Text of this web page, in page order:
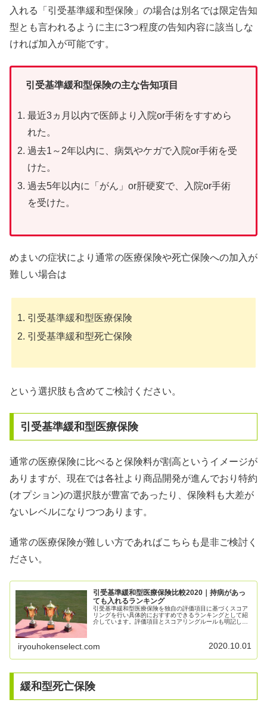
入れる「引受基準緩和型保険」の場合は別名では限定告知
型とも言われるように主に3つ程度の告知内容に該当しな
ければ加入が可能です。
引受基準緩和型保険の主な告知項目
最近3ヵ月以内で医師より入院or手術をすすめら
れた。
過去1～2年以内に、病気やケガで入院or手術を受
けた。
過去5年以内に「がん」or肝硬変で、入院or手術
を受けた。
めまいの症状により通常の医療保険や死亡保険への加入が
難しい場合は
引受基準緩和型医療保険
引受基準緩和型死亡保険
という選択肢も含めてご検討ください。
引受基準緩和型医療保険
通常の医療保険に比べると保険料が割高というイメージが
ありますが、現在では各社より商品開発が進んでおり特約
(オプション)の選択肢が豊富であったり、保険料も大差が
ないレベルになりつつあります。
通常の医療保険が難しい方であればこちらも是非ご検討く
ださい。
引受基準緩和型医療保険比較2020｜持病があっ
ても入れるランキング
引受基準緩和型医療保険を独自の評価項目に基づくスコア
リングを行い具体的におすすめできるランキングとして紹
介しています。評価項目とスコアリングルールも明記して
iryouhokenselect.com 2020.10.01
緩和型死亡保険